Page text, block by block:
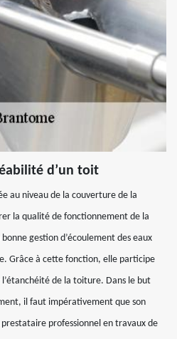
d’un toit
au niveau de la couverture de la
la qualité de fonctionnement de la
gestion d’écoulement des eaux
Grâce à cette fonction, elle participe
de la toiture. Dans le but
il faut impérativement que son
professionnel en travaux de